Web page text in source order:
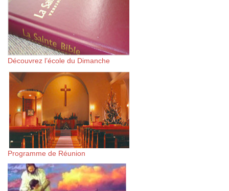
Découvrez l’école du Dimanche
Programme de Réunion